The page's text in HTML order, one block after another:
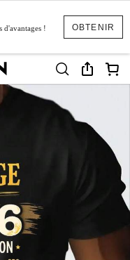
OBTENIR
d'avantages !